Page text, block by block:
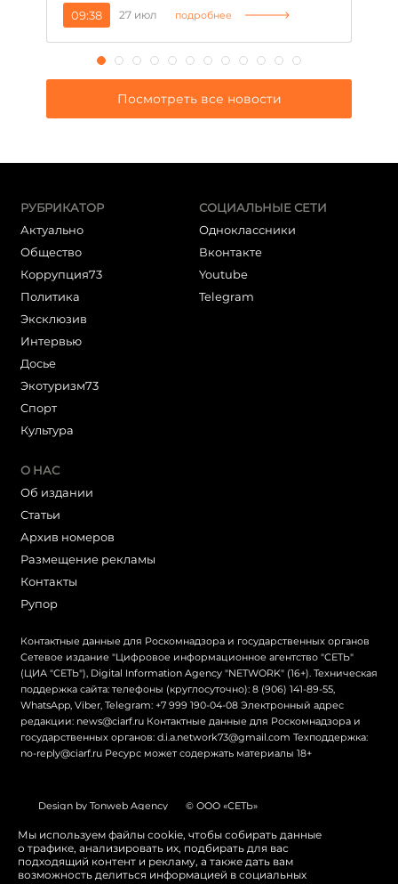
09:38 27 июл подробнее
Посмотреть все новости
РУБРИКАТОР
Актуально
Общество
Коррупция73
Политика
Эксклюзив
Интервью
Досье
Экотуризм73
Cпорт
Культура
СОЦИАЛЬНЫЕ СЕТИ
Одноклассники
Вконтакте
Youtube
Telegram
О НАС
Об издании
Статьи
Архив номеров
Размещение рекламы
Контакты
Рупор
Контактные данные для Роскомнадзора и государственных органов
Сетевое издание "Цифровое информационное агентство "СЕТЬ"
(ЦИА "СЕТЬ"), Digital Information Agency "NETWORK" (16+). Техническая
поддержка сайта: телефоны (круглосуточно): 8 (906) 141-89-55,
WhatsApp, Viber, Telegram: +7 999 190-04-08 Электронный адрес
редакции: news@ciarf.ru Контактные данные для Роскомнадзора и
государственных органов: d.i.a.network73@gmail.com Техподдержка:
no-reply@ciarf.ru Ресурс может содержать материалы 18+
Design by Tonweb Agency © ООО «СЕТЬ»
Политика конфиденциальности Карта сайта
Switch to English
Мы используем файлы cookie, чтобы собирать данные
о трафике, анализировать их, подбирать для вас
подходящий контент и рекламу, а также дать вам
возможность делиться информацией в социальных